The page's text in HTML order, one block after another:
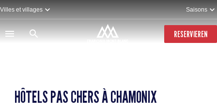
Direkt
zum
Inhalt
Villes et villages Saisons
RESERVIEREN
HÔTELS PAS CHERS À CHAMONIX